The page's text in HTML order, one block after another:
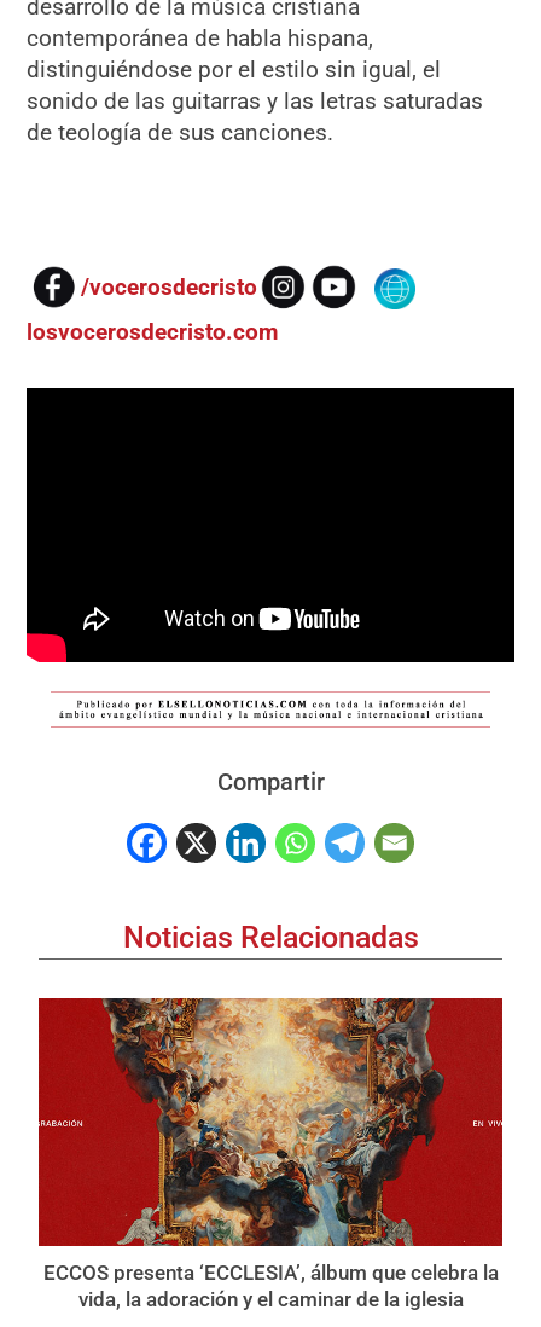
desarrollo de la música cristiana
contemporánea de habla hispana,
distinguiéndose por el estilo sin igual, el
sonido de las guitarras y las letras saturadas
de teología de sus canciones.
/vocerosdecristo
losvocerosdecristo.com
Compartir
Noticias Relacionadas
ECCOS presenta ‘ECCLESIA’, álbum que celebra la
vida, la adoración y el caminar de la iglesia